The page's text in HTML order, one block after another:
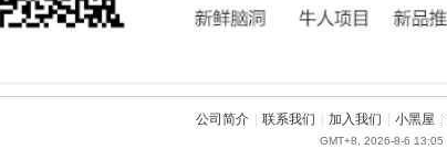
公司简介 联系我们 加入我们 小黑屋
GMT+8, 2026-8-6 13:05